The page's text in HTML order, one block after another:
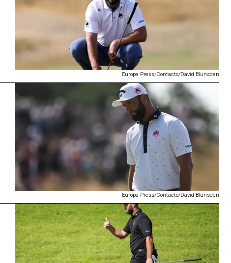
Europa Press/Contacto/David Blunsden
Europa Press/Contacto/David Blunsden